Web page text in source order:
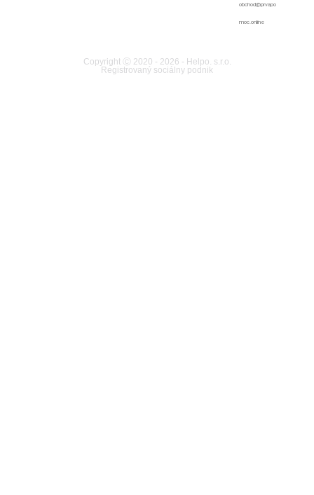
obchod@prvapo
moc.online
Copyright Ⓒ 2020 - 2026 - Helpo. s.r.o.
Registrovaný sociálny podnik